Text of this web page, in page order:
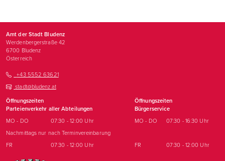
Amt der Stadt Bludenz
Werdenbergerstraße 42
6700 Bludenz
Österreich
+43 5552 63621
stadt@bludenz.at
Öffnungszeiten
Parteienverkehr aller Abteilungen
Öffnungszeiten
Bürgerservice
MO - DO
07:30 - 12:00 Uhr MO - DO
07:30 - 16:30 Uhr
Nachmittags nur nach Terminvereinbarung
FR
07:30 - 12:00 Uhr FR 07:30 - 12:00 Uhr